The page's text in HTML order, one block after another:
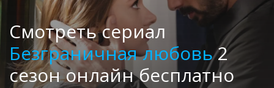
Смотреть сериал
Безграничная любовь2
сезон онлайн бесплатно